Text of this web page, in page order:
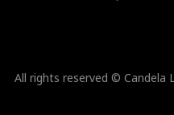
All rights reserved © Candela